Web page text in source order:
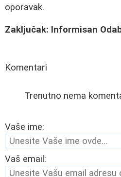
oporavak.
Zaključak: Informisan
Komentari
Trenutno nema
Vaše ime:
Vaš email: